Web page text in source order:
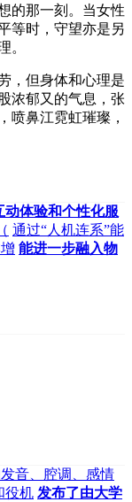
的那一刻。当女性
等时，守望亦是另
。
但身体和心理是
浓郁又的气息，张
喷鼻江霓虹璀璨，
体验和个性化服
通过“人机连系”能
能进一步融入物
音、腔调、感情
役机 发布了由大学